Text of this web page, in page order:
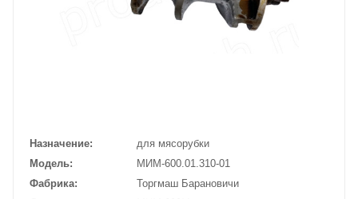
Назначение
для мясорубки
Модель
МИМ-600.01.310-01
Фабрика
Торгмаш Барановичи